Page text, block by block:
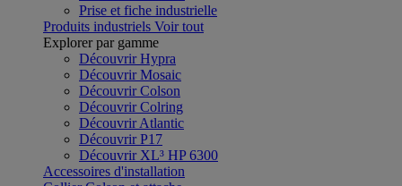
Prise et fiche industrielle
Produits industriels Voir tout
Explorer par gamme
Découvrir Hypra
Découvrir Mosaic
Découvrir Colson
Découvrir Colring
Découvrir Atlantic
Découvrir P17
Découvrir XL³ HP 6300
Accessoires d'installation